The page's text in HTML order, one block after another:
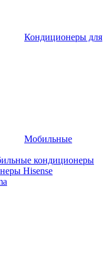
Кондиционеры для
Мобильные
кондиционеры
Hisense